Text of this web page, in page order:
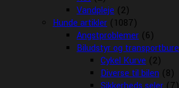
Vandpleje (2)
Hunde artikler (1087)
Angstproblemer (6)
Biludstyr og transportbure
Cykel Kurve (2)
Diverse til bilen (8)